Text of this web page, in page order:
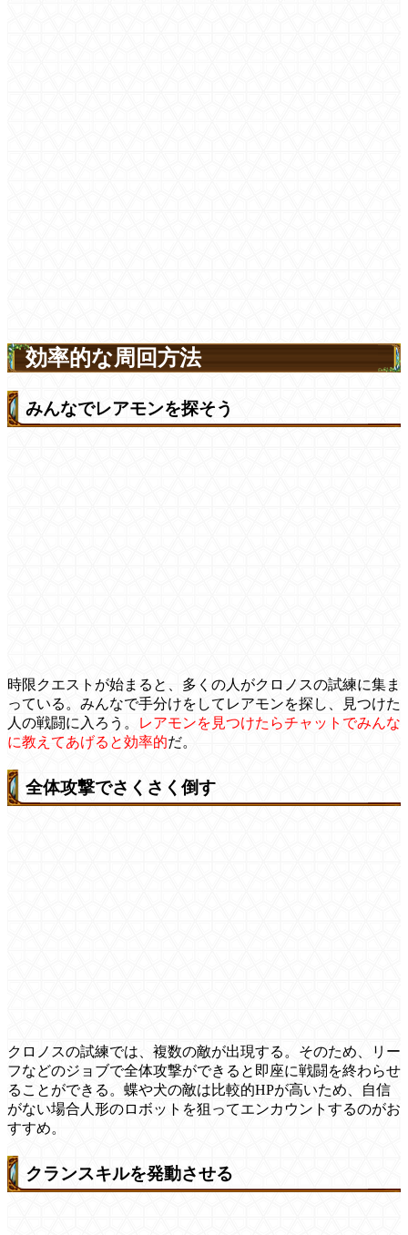
効率的な周回方法
みんなでレアモンを探そう
時限クエストが始まると、多くの人がクロノスの試練に集ま
っている。みんなで手分けをしてレアモンを探し、見つけた
人の戦闘に入ろう。
レアモンを見つけたらチャットでみんな
に教えてあげると効率的だ。
全体攻撃でさくさく倒す
クロノスの試練では、複数の敵が出現する。そのため、リー
フなどのジョブで全体攻撃ができると即座に戦闘を終わらせ
ることができる。蝶や犬の敵は比較的HPが高いため、自信
がない場合人形のロボットを狙ってエンカウントするのがお
すすめ。
クランスキルを発動させる